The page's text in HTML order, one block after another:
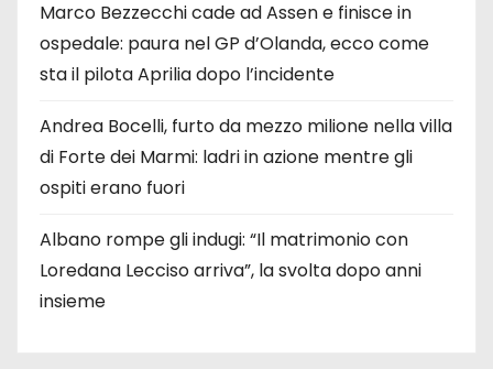
Marco Bezzecchi cade ad Assen e finisce in
ospedale: paura nel GP d’Olanda, ecco come
sta il pilota Aprilia dopo l’incidente
Andrea Bocelli, furto da mezzo milione nella villa
di Forte dei Marmi: ladri in azione mentre gli
ospiti erano fuori
Albano rompe gli indugi: “Il matrimonio con
Loredana Lecciso arriva”, la svolta dopo anni
insieme